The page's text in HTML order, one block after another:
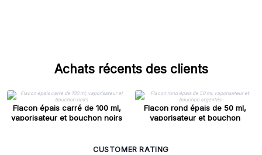
Achats récents des clients
Flacon épais carré de 100 ml,
vaporisateur et bouchon noirs
Flacon rond épais de 50 ml,
vaporisateur et bouchon
CUSTOMER RATING